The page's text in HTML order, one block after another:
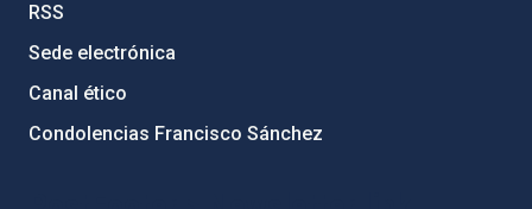
RSS
Sede electrónica
Canal ético
Condolencias Francisco Sánchez